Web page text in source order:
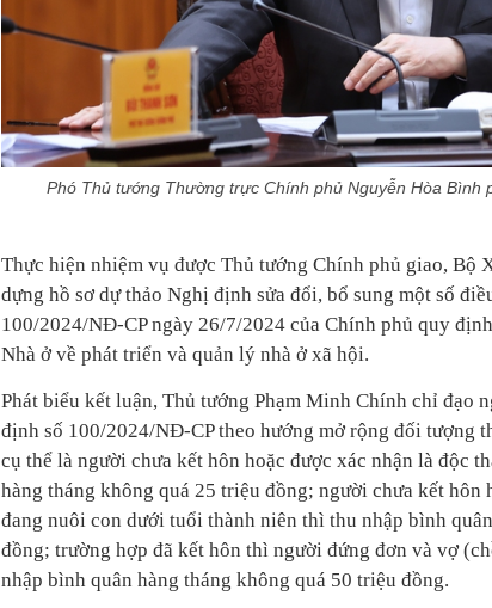
Phó Thủ tướng Thường trực Chính phủ Nguyễn Hòa Bình
Thực hiện nhiệm vụ được Thủ tướng Chính phủ giao, Bộ
dựng hồ sơ dự thảo Nghị định sửa đổi, bổ sung một số
100/2024/NĐ-CP ngày 26/7/2024 của Chính phủ quy
Nhà ở về phát triển và quản lý nhà ở xã hội.
Phát biểu kết luận, Thủ tướng Phạm Minh Chính chỉ đạo
định số 100/2024/NĐ-CP theo hướng mở rộng đối tượng
cụ thể là người chưa kết hôn hoặc được xác nhận là độc
hàng tháng không quá 25 triệu đồng; người chưa kết hôn
đang nuôi con dưới tuổi thành niên thì thu nhập bình
đồng; trường hợp đã kết hôn thì người đứng đơn và vợ
nhập bình quân hàng tháng không quá 50 triệu đồng.